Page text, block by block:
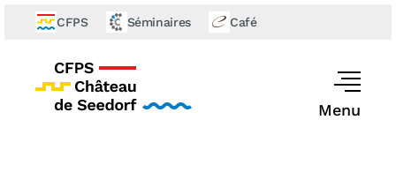
CFPS Séminaires Café
Menu